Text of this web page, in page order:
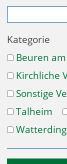
Kategorie
Beuren
Kirchliche
Sonstige
Talheim